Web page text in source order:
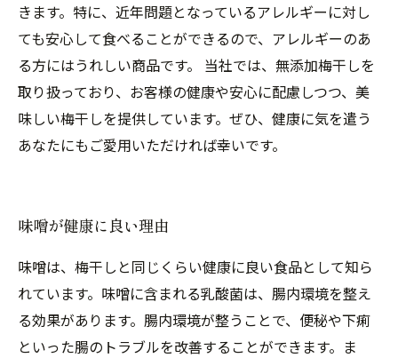
きます。特に、近年問題となっているアレルギーに対し
ても安心して食べることができるので、アレルギーのあ
る方にはうれしい商品です。 当社では、無添加梅干しを
取り扱っており、お客様の健康や安心に配慮しつつ、美
味しい梅干しを提供しています。ぜひ、健康に気を遣う
あなたにもご愛用いただければ幸いです。
味噌が健康に良い理由
味噌は、梅干しと同じくらい健康に良い食品として知ら
れています。味噌に含まれる乳酸菌は、腸内環境を整え
る効果があります。腸内環境が整うことで、便秘や下痢
といった腸のトラブルを改善することができます。ま